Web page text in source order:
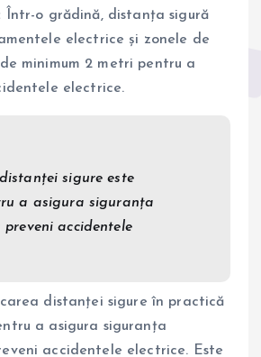
Într-o grădină, distanța sigură
electrice și zonele de
minimum 2 metri pentru a
electrice.
sigure este
a asigura siguranța
accidentele
distanței sigure în practică
a asigura siguranța
accidentele electrice. Este